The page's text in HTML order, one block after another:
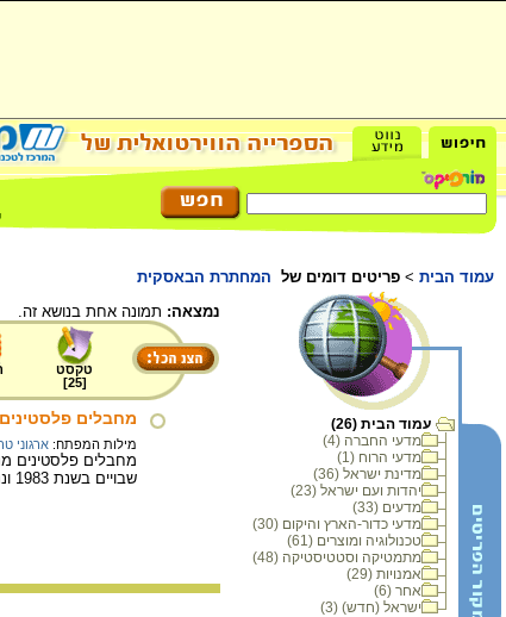
עמוד הבית > פריטים דומים של המחתרת הבאסקית
עמוד הבית (26)
מדעי החברה (4)
מדעי הרוח (1)
מדינת ישראל (36)
יהדות ועם ישראל (23)
מדעים (33)
מדעי כדור-הארץ והיקום (30)
טכנולוגיה ומוצרים (61)
מתמטיקה וסטטיסטיקה (48)
אמנויות (29)
אחר (6)
ישראל (חדש) (3)
נמצאה: תמונה אחת בנושא זה.
טקסט
[
25
]
מחבלים
מילות המפתח: ארגוני
שבויים בשנת 1983 ונמצאים בדרכם לאלג'ירה.